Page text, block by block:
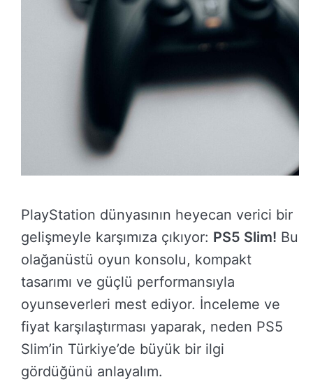
PlayStation dünyasının heyecan verici bir
gelişmeyle karşımıza çıkıyor: PS5 Slim! Bu
olağanüstü oyun konsolu, kompakt
tasarımı ve güçlü performansıyla
oyunseverleri mest ediyor. İnceleme ve
fiyat karşılaştırması yaparak, neden PS5
Slim’in Türkiye’de büyük bir ilgi
gördüğünü anlayalım.